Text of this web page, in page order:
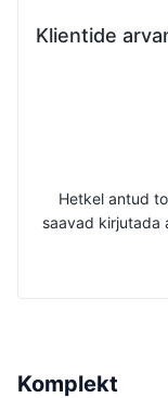
Klientide
Hetkel antud
saavad kirjutada
Komplekt